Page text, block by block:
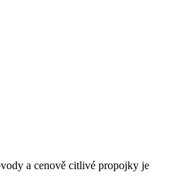
a cenově citlivé propojky je